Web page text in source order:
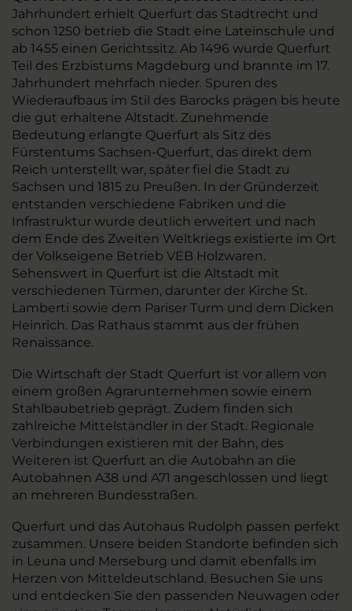
Jahrhundert erhielt Querfurt das Stadtrecht und
schon 1250 betrieb die Stadt eine Lateinschule und
ab 1455 einen Gerichtssitz. Ab 1496 wurde Querfurt
Teil des Erzbistums Magdeburg und brannte im 17.
Jahrhundert mehrfach nieder. Spuren des
Wiederaufbaus im Stil des Barocks prägen bis heute
die gut erhaltene Altstadt. Zunehmende
Bedeutung erlangte Querfurt als Sitz des
Fürstentums Sachsen-Querfurt, das direkt dem
Reich unterstellt war, später fiel die Stadt zu
Sachsen und 1815 zu Preußen. In der Gründerzeit
entstanden verschiedene Fabriken und die
Infrastruktur wurde deutlich erweitert und nach
dem Ende des Zweiten Weltkriegs existierte im Ort
der Volkseigene Betrieb VEB Holzwaren.
Sehenswert in Querfurt ist die Altstadt mit
verschiedenen Türmen, darunter der Kirche St.
Lamberti sowie dem Pariser Turm und dem Dicken
Heinrich. Das Rathaus stammt aus der frühen
Renaissance.
Die Wirtschaft der Stadt Querfurt ist vor allem von
einem großen Agrarunternehmen sowie einem
Stahlbaubetrieb geprägt. Zudem finden sich
zahlreiche Mittelständler in der Stadt. Regionale
Verbindungen existieren mit der Bahn, des
Weiteren ist Querfurt an die Autobahn an die
Autobahnen A38 und A71 angeschlossen und liegt
an mehreren Bundesstraßen.
Querfurt und das Autohaus Rudolph passen perfekt
zusammen. Unsere beiden Standorte befinden sich
in Leuna und Merseburg und damit ebenfalls im
Herzen von Mitteldeutschland. Besuchen Sie uns
und entdecken Sie den passenden Neuwagen oder